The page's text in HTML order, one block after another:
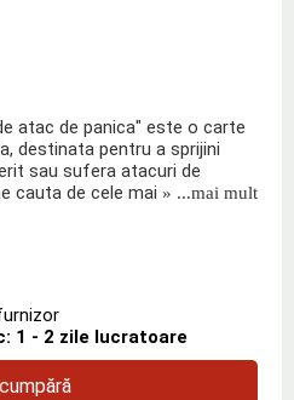
atac de panica" este o carte
destinata pentru a sprijini
sau sufera atacuri de
cauta de cele mai » ...mai mult
1 - 2 zile lucratoare
cumpără